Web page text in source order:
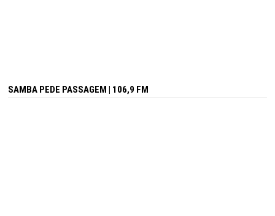
SAMBA PEDE PASSAGEM | 106,9 FM